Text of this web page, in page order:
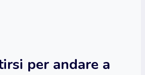
per andare a